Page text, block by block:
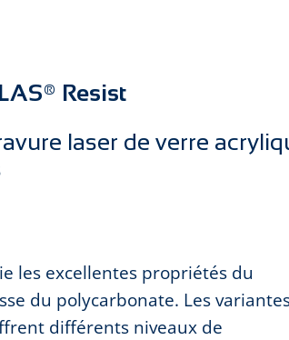
Resist
laser de verre
les excellentes propriétés du
du polycarbonate. Les
différents niveaux de